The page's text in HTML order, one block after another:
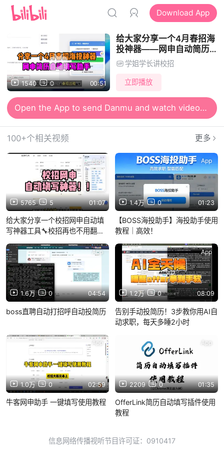
Download App
1540 0 00:51
给大家分享一个4月春招海
投神器——网申自动简历填
充插件
学姐学长讲校招
立即播放
Open the App to send Danmu and watch videos together
100+个相关视频 更多
5765 5 01:07
App
给大家分享一个校招网申自动填
写神器工具🔧校招再也不用翻来
1.4万 0 01:23
App
【BOSS海投助手】海投助手使用
教程｜高效！
1.6万 0 04:54
App
boss直聘自动打招呼自动投简历
1.2万 0 08:09
App
告别手动投简历！3步教你用AI自
动求职，每天多睡2小时
1.0万 0 02:59
App
牛客网申助手 一键填写使用教程
2209 0 01:35
App
OfferLink简历自动填写插件使用
教程
信息网络传播视听节目许可证：0910417